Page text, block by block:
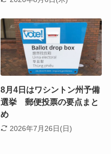
8月4日はワシントン州予備
選挙 郵便投票の要点まと
め
2026年7月26日(日)